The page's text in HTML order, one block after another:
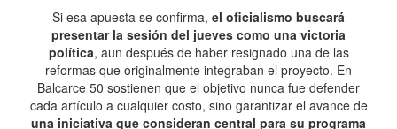
Si esa apuesta se confirma, el oficialismo buscará
presentar la sesión del jueves como una victoria
política, aun después de haber resignado una de las
reformas que originalmente integraban el proyecto. En
Balcarce 50 sostienen que el objetivo nunca fue defender
cada artículo a cualquier costo, sino garantizar el avance de
una iniciativa que consideran central para su programa